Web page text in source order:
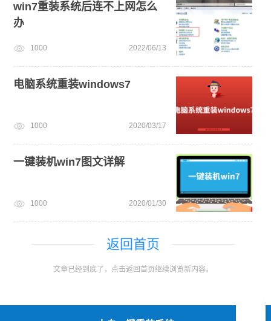
win7重装系统后连不上网怎么
办
1000 2022/06/13
电脑系统重装windows7
1000 2020/03/17
一键装机win7图文详解
1000 2020/01/30
返回首页
文章已经到底了，点击返回首页继续浏览新内容。